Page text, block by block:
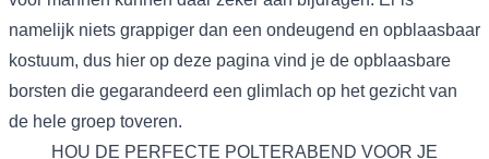
namelijk niets grappiger dan een ondeugend en opblaasbaar
kostuum, dus hier op deze pagina vind je de opblaasbare
borsten die gegarandeerd een glimlach op het gezicht van
de hele groep toveren.
HOU DE PERFECTE POLTERABEND VOOR JE